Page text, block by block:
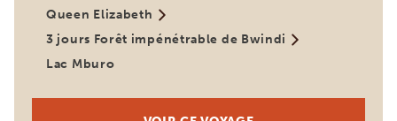
Queen Elizabeth
3 jours Forêt impénétrable de Bwindi
Lac Mburo